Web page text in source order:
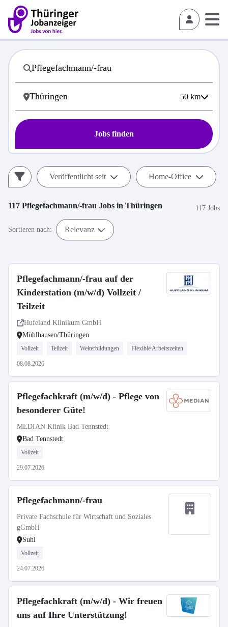
50 km
Jobs finden
Veröffentlicht seit Home-Office
117 Pflegefachmann/-frau Jobs in Thüringen 117 Jobs
Sortieren nach: Relevanz
Pflegefachmann/-frau auf der
Kinderstation (m/w/d) Vollzeit /
Teilzeit
Hufeland Klinikum GmbH
Mühlhausen/Thüringen
Vollzeit Teilzeit Weiterbildungen Flexible Arbeitszeiten
08.08.2026
Pflegefachkraft (m/w/d) - Pflege von
besonderer Güte!
MEDIAN Klinik Bad Tennstedt
Bad Tennstedt
Vollzeit
29.07.2026
Pflegefachmann/-frau
Private Fachschule für Wirtschaft und Soziales
gGmbH
Suhl
Vollzeit
24.07.2026
Pflegefachkraft (m/w/d) - Wir freuen
uns auf Ihre Unterstützung!